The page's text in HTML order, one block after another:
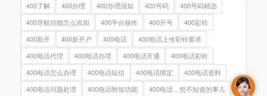
400了解 400办理 400办理须知 400号码
400号码精选
400导航功能怎么添加
400平台操作 400开号
400彩铃
400新开
400新开户 400电话
400电话上传彩铃要求
400电话代理
400电话办理 400电话开通
400电话彩铃
400电话怎么办理
400电话短信 400电话绑定
400电话资料
400电话问题处理
400电话附加功能 400电话，您不知道的事儿